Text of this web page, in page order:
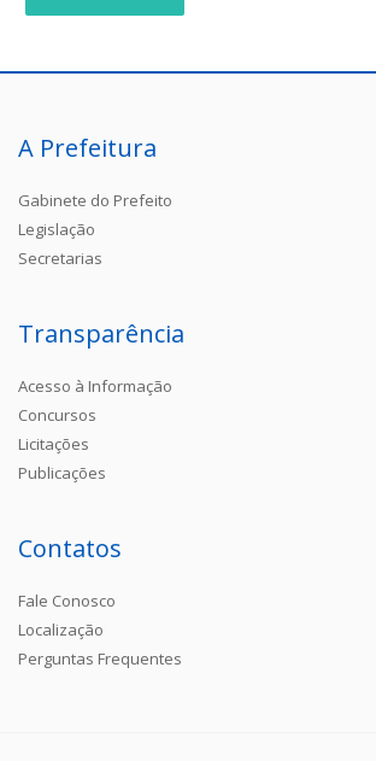
A Prefeitura
Gabinete do Prefeito
Legislação
Secretarias
Transparência
Acesso à Informação
Concursos
Licitações
Publicações
Contatos
Fale Conosco
Localização
Perguntas Frequentes